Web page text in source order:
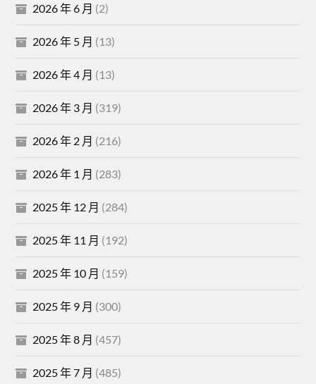
2026 年 6 月 (2)
2026 年 5 月 (13)
2026 年 4 月 (13)
2026 年 3 月 (319)
2026 年 2 月 (216)
2026 年 1 月 (283)
2025 年 12 月 (284)
2025 年 11 月 (192)
2025 年 10 月 (159)
2025 年 9 月 (300)
2025 年 8 月 (457)
2025 年 7 月 (485)